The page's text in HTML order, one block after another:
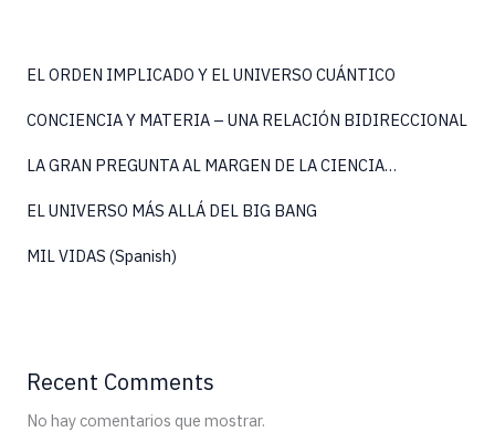
EL ORDEN IMPLICADO Y EL UNIVERSO CUÁNTICO
CONCIENCIA Y MATERIA – UNA RELACIÓN BIDIRECCIONAL
LA GRAN PREGUNTA AL MARGEN DE LA CIENCIA…
EL UNIVERSO MÁS ALLÁ DEL BIG BANG
MIL VIDAS (Spanish)
Recent Comments
No hay comentarios que mostrar.